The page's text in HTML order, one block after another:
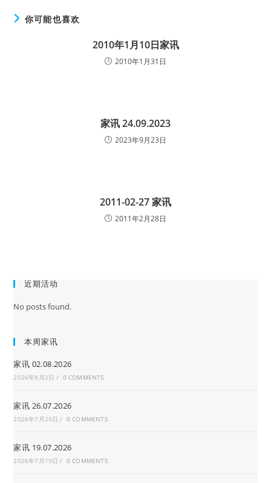
你可能也喜欢
2010年1月10日家讯
2010年1月31日
家讯 24.09.2023
2023年9月23日
2011-02-27 家讯
2011年2月28日
近期活动
No posts found.
本周家讯
家讯 02.08.2026
2026年8月2日 / 0 COMMENTS
家讯 26.07.2026
2026年7月25日 / 0 COMMENTS
家讯 19.07.2026
2026年7月19日 / 0 COMMENTS